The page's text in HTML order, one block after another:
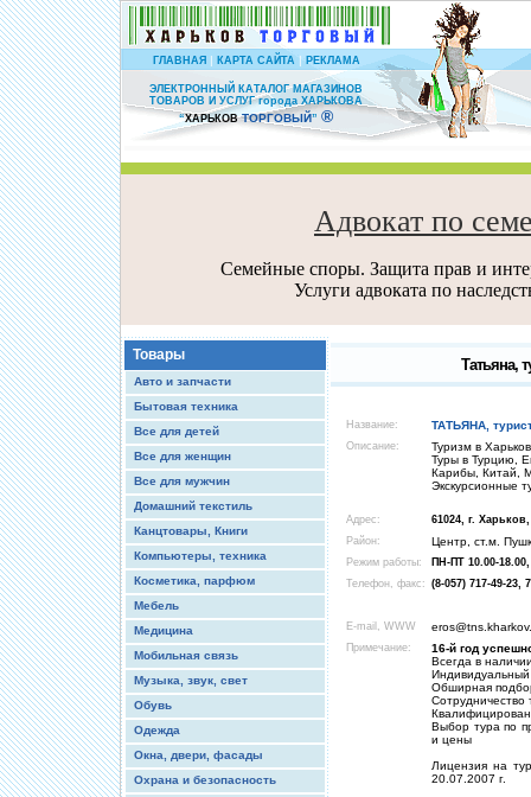
ГЛАВНАЯ| КАРТА САЙТА | РЕКЛАМА
ЭЛЕКТРОННЫЙ КАТАЛОГ МАГАЗИНОВ
ТОВАРОВ И УСЛУГ города ХАРЬКОВА
“ХАРЬКОВ ТОРГОВЫЙ” ®
Адвокат по
Семейные споры. Защита прав и
Услуги адвоката по
Товары
Авто и запчасти
Бытовая техника
Все для детей
Все для женщин
Все для мужчин
Домашний текстиль
Канцтовары, Книги
Компьютеры, техника
Косметика, парфюм
Мебель
Медицина
Мобильная связь
Музыка, звук, свет
Обувь
Одежда
Окна, двери, фасады
Охрана и безопасность
Татьяна,
Название: ТАТЬЯНА,
Описание:
Туризм в
Туры в Турцию,
Карибы, Китай,
Экскурсионные
Адрес:
61024, г.
Район:
Центр, ст.м.
Режим работы:
ПН-ПТ 10.00-
Телефон, факс: (8-057) 717-49-23,
E-mail, WWW
Примечание:
16-й год
Всегда в
Индивидуальный
Обширная
Выбор тура по
и цены
Лицензия на
20.07.2007 г.